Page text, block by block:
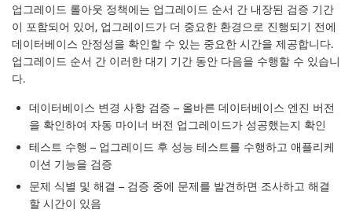
업그레이드 롤아웃 정책에는 업그레이드 순서 간 내장된 검증 기간
이 포함되어 있어, 업그레이드가 더 중요한 환경으로 진행되기 전에
데이터베이스 안정성을 확인할 수 있는 중요한 시간을 제공합니다.
업그레이드 순서 간 이러한 대기 기간 동안 다음을 수행할 수 있습니
다.
데이터베이스 변경 사항 검증 – 올바른 데이터베이스 엔진 버전
을 확인하여 자동 마이너 버전 업그레이드가 성공했는지 확인
테스트 수행 – 업그레이드 후 성능 테스트를 수행하고 애플리케
이션 기능을 검증
문제 식별 및 해결 – 검증 중에 문제를 발견하면 조사하고 해결
할 시간이 있음